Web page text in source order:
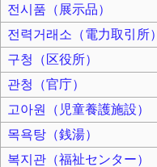
전시품（展示品）
전력거래소（電力取引所）
구청（区役所）
관청（官庁）
고아원（児童養護施設）
목욕탕（銭湯）
복지관（福祉センター）